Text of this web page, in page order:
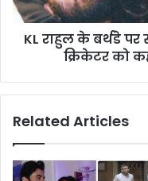
KL राहुल के बर्थडे
क्रिकेटर को
Related Articles